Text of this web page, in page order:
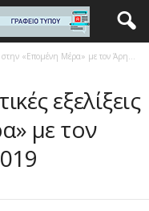
στην «Επομένη Μέρα» με τον Άρη...
εξελίξεις
με τον